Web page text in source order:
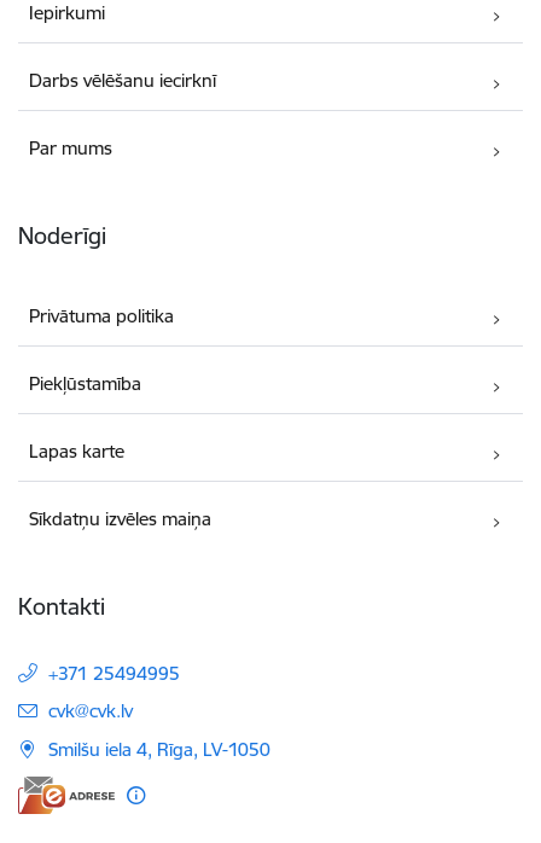
Iepirkumi
Darbs vēlēšanu iecirknī
Par mums
Noderīgi
Privātuma politika
Piekļūstamība
Lapas karte
Sīkdatņu izvēles maiņa
Kontakti
+371 25494995
E-pasts:
cvk@cvk.lv
Smilšu iela 4, Rīga, LV-1050